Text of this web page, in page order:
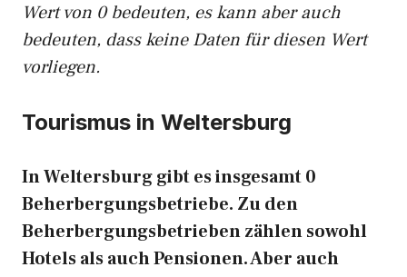
Wert von 0 bedeuten, es kann aber auch
bedeuten, dass keine Daten für diesen Wert
vorliegen.
Tourismus in Weltersburg
In Weltersburg gibt es insgesamt 0
Beherbergungsbetriebe. Zu den
Beherbergungsbetrieben zählen sowohl
Hotels als auch Pensionen. Aber auch